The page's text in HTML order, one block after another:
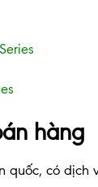
hàng
quốc, có dịch